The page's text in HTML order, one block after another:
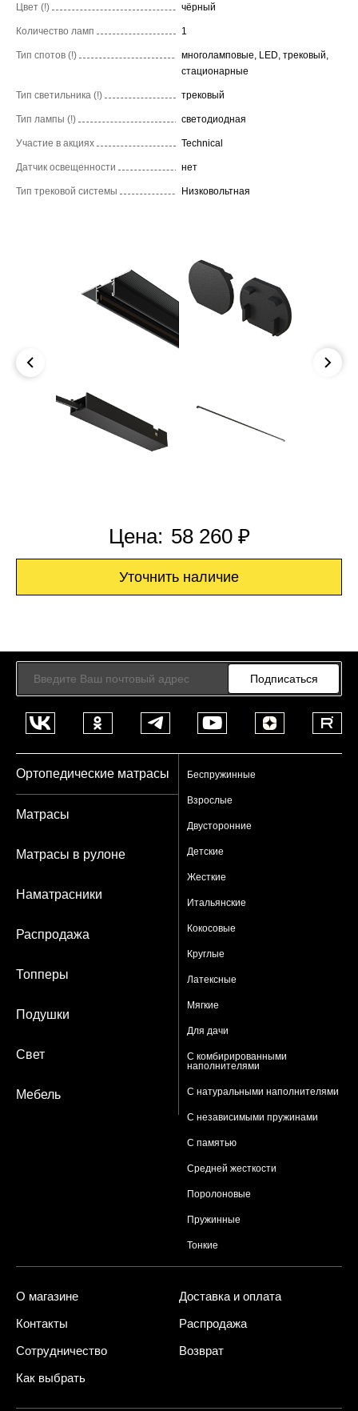
Цвет (!) чёрный
Количество ламп 1
Тип спотов (!)
многоламповые, LED, трековый,
стационарные
Тип светильника (!) трековый
Тип лампы (!) светодиодная
Участие в акциях Technical
Датчик освещенности нет
Тип трековой системы Низковольтная
Цена: 58 260 ₽
Уточнить наличие
Подписаться
Ортопедические матрасы Беспружинные
Взрослые
Двусторонние
Детские
Жесткие
Итальянские
Кокосовые
Круглые
Латексные
Мягкие
Для дачи
С комбирированными
наполнителями
С натуральными наполнителями
С независимыми пружинами
С памятью
Средней жесткости
Поролоновые
Пружинные
Тонкие
Матрасы
Матрасы в рулоне
Наматрасники
Распродажа
Топперы
Подушки
Свет
Мебель
О магазине
Доставка и оплата
Контакты
Распродажа
Сотрудничество
Возврат
Как выбрать